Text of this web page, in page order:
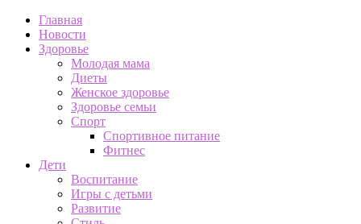
Главная
Новости
Здоровье
Молодая мама
Диеты
Женское здоровье
Здоровье семьи
Спорт
Спортивное питание
Фитнес
Дети
Воспитание
Игры с детьми
Развитие